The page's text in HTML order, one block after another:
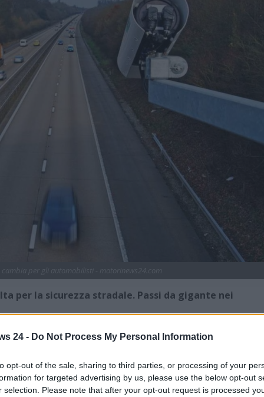
24 - Do Not Process My Personal Information
opt-out of the sale, sharing to third parties, or processing of your
for targeted advertising by us, please use the below opt-out
selection. Please note that after your opt-out request is processed
per la sicurezza stradale. Passi da gigante nei
fondamentale per la gestione della sicurezza sulle
elenco ufficiale e univoco degli
gestite dal MIMS, contiene informazioni precise sulle
e alla tipologia di controllo effettuato.